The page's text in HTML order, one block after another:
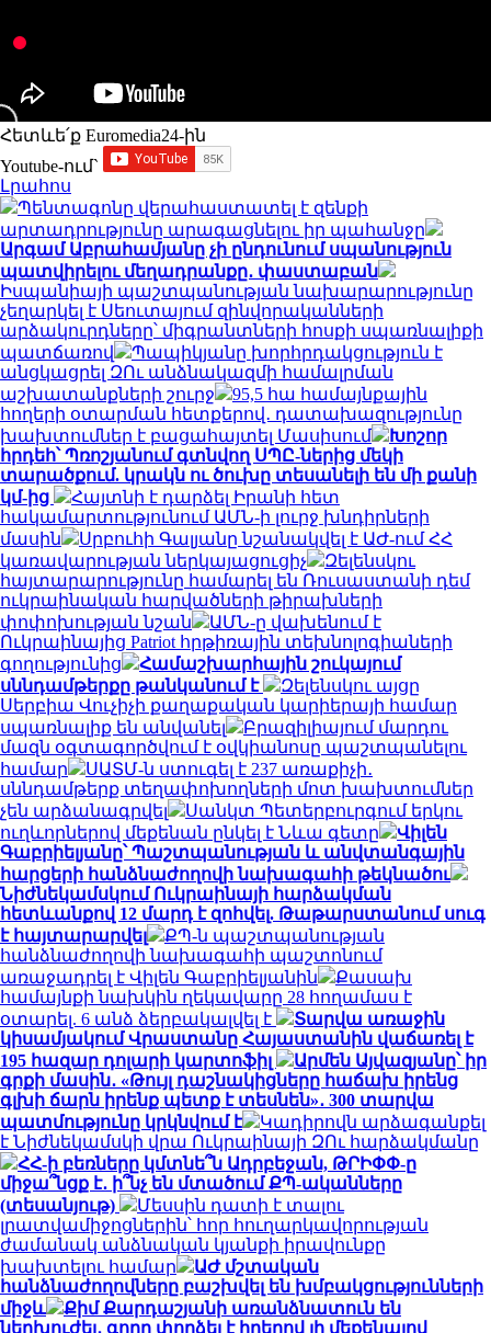
Հետևե՛ք Euromedia24-ին
Youtube-ում`
Լրահոս
Պենտագոնը վերահաստատել է զենքի
արտադրությունը արագացնելու իր պահանջը
Արգամ Աբրահամյանը չի ընդունում սպանություն
պատվիրելու մեղադրանքը․ փաստաբան
Իսպանիայի պաշտպանության նախարարությունը
չեղարկել է Սեուտայում զինվորականների
արձակուրդները՝ միգրանտների հոսքի սպառնալիքի
պատճառով
Պապիկյանը խորհրդակցություն է
անցկացրել ԶՈւ անձնակազմի համալրման
աշխատանքների շուրջ
95,5 հա համայնքային
հողերի օտարման հետքերով․ դատախազությունը
խախտումներ է բացահայտել Մասիսում
Խոշոր
հրդեհ՝ Պռոշյանում գտնվող ՍՊԸ-ներից մեկի
տարածքում. կրակն ու ծուխը տեսանելի են մի քանի
կմ-ից
Հայտնի է դարձել Իրանի հետ
հակամարտությունում ԱՄՆ-ի լուրջ խնդիրների
մասին
Սրբուհի Գալյանը նշանակվել է ԱԺ-ում ՀՀ
կառավարության ներկայացուցիչ
Զելենսկու
հայտարարությունը համարել են Ռուսաստանի դեմ
ուկրաինական հարվածների թիրախների
փոփոխության նշան
ԱՄՆ-ը վախենում է
Ուկրաինայից Patriot հրթիռային տեխնոլոգիաների
գողությունից
Համաշխարհային շուկայում
սննդամթերքը թանկանում է
Զելենսկու այցը
Սերբիա Վուչիչի քաղաքական կարիերայի համար
սպառնալիք են անվանել
Բրազիլիայում մարդու
մազն օգտագործվում է օվկիանոսը պաշտպանելու
համար
ՍԱՏՄ-ն ստուգել է 237 առաքիչի․
սննդամթերք տեղափոխողների մոտ խախտումներ
չեն արձանագրվել
Սանկտ Պետերբուրգում երկու
ուղևորներով մեքենան ընկել է Նևա գետը
Վիլեն
Գաբրիելյանը՝ Պաշտպանության և անվտանգային
հարցերի հանձնաժողովի նախագահի թեկնածու
Նիժնեկամսկում Ուկրաինայի հարձակման
հետևանքով 12 մարդ է զոհվել. Թաթարստանում սուգ
է հայտարարվել
ՔՊ-ն պաշտպանության
հանձնաժողովի նախագահի պաշտոնում
առաջադրել է Վիլեն Գաբրիելյանին
Քասախ
համայնքի նախկին ղեկավարը 28 հողամաս է
օտարել. 6 անձ ձերբակալվել է
Տարվա առաջին
կիսամյակում Վրաստանը Հայաստանին վաճառել է
195 հազար դոլարի կարտոֆիլ
Արմեն Այվազյանը՝ իր
գրքի մասին․ «Թույլ դաշնակիցները հաճախ իրենց
գլխի ճարն իրենք պետք է տեսնեն»․ 300 տարվա
պատմությունը կրկնվում է
Կադիրովն արձագանքել
է Նիժնեկամսկի վրա Ուկրաինայի ԶՈւ հարձակմանը
ՀՀ-ի բեռները կմտնե՞ն Ադրբեջան, ԹՐԻՓՓ-ը
միջա՞նցք է․ ի՞նչ են մտածում ՔՊ-ականները
(տեսանյութ)
Մեսսին դատի է տալու
լրատվամիջոցներին՝ հոր հուղարկավորության
ժամանակ անձնական կյանքի իրավունքը
խախտելու համար
ԱԺ մշտական
հանձնաժողովները բաշխվել են խմբակցությունների
միջև
Քիմ Քարդաշյանի առանձնատուն են
ներխուժել․ գողը փորձել է իրերով լի մեքենայով